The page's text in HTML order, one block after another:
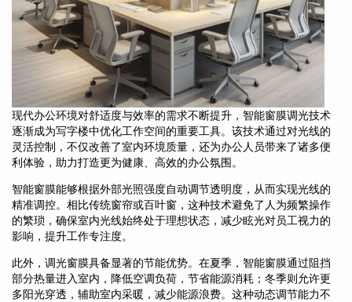
现代办公环境对舒适度与效率的需求不断提升，智能窗膜调光技术
逐渐成为写字楼中优化工作空间的重要工具。该技术通过对光线的
灵活控制，不仅改善了室内环境质量，还为办公人员带来了诸多便
利体验，助力打造更为健康、高效的办公氛围。
智能窗膜能够根据外部光照强度自动调节透明度，从而实现光线的
精准调控。相比传统窗帘或百叶窗，这种技术避免了人为频繁操作
的繁琐，确保室内光线始终处于理想状态，减少眩光对员工视力的
影响，提升工作专注度。
此外，调光窗膜具备显著的节能优势。在夏季，智能窗膜通过阻挡
部分热量进入室内，降低空调负荷，节省能源消耗；冬季则允许更
多阳光穿透，辅助室内采暖，减少能源浪费。这种动态调节能力不